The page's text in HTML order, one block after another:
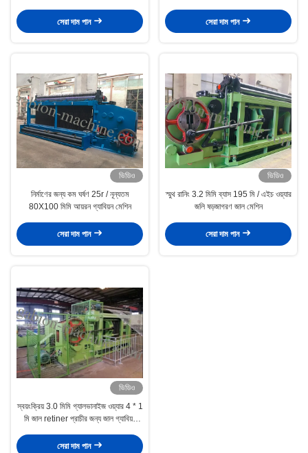
সেরা দাম পান সেরা দাম পান
ভিডিও
নির্মাণের জন্য কম ঘর্ষণ 25r / নূন্যতম
80X100 মিমি আয়রন গ্যাবিয়ন মেশিন
সেরা দাম পান
ভিডিও
স্মুথ রানিং 3.2 মিমি ব্যাস 195 মি / এইচ ওয়্যার
জলি ষড়জাগরণ জাল মেশিন
সেরা দাম পান
ভিডিও
স্বয়ংক্রিয় 3.0 মিমি গ্যালভানাইজ ওয়্যার 4 * 1
মি জাল retiner প্রাচীর জন্য জাল গ্যাবিয়ন
সেরা দাম পান